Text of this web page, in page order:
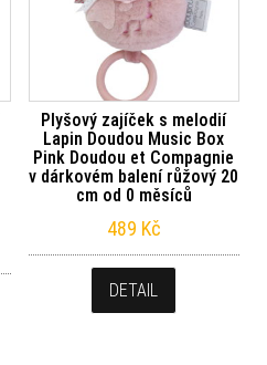
Plyšový zajíček s melodií
Lapin Doudou Music Box
Pink Doudou et Compagnie
v dárkovém balení růžový 20
cm od 0 měsíců
489 Kč
DETAIL